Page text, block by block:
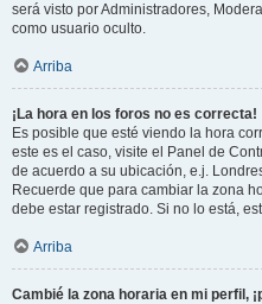
será visto por Administradores,
como usuario oculto.
Arriba
¡La hora en los foros no es correcta!
Es posible que esté viendo la hora
este es el caso, visite el Panel de
de acuerdo a su ubicación, e.j.
Recuerde que para cambiar la zona
debe estar registrado. Si no lo está,
Arriba
Cambié la zona horaria en mi perfil,